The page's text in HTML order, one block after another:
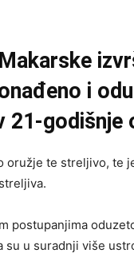
i
21-godišnje
oružje te streljivo, te
postupanjima
su u suradnji više